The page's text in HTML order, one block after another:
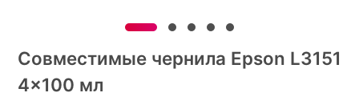
Совместимые чернила Epson L3151
4x100 мл